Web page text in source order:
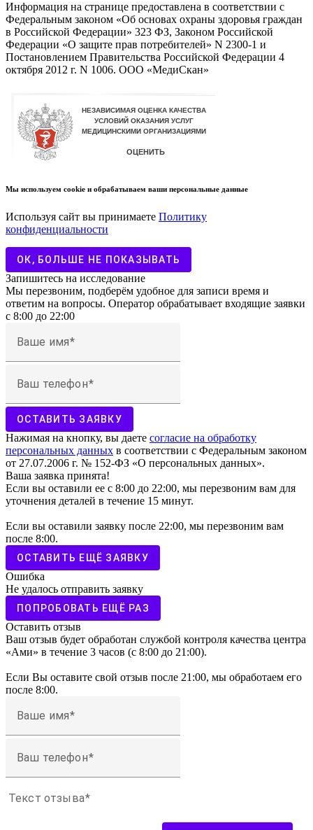
Информация на странице предоставлена в соответствии с
Федеральным законом «Об основах охраны здоровья граждан
в Российской Федерации» 323 ФЗ, Законом Российской
Федерации «О защите прав потребителей» N 2300-1 и
Постановлением Правительства Российской Федерации 4
октября 2012 г. N 1006. ООО «МедиСкан»
Мы используем cookie и обрабатываем ваши персональные данные
Используя сайт вы принимаете Политику
конфиденциальности
ОК, БОЛЬШЕ НЕ ПОКАЗЫВАТЬ
Запишитесь на исследование
Мы перезвоним, подберём удобное для записи время и
ответим на вопросы. Оператор обрабатывает входящие заявки
с 8:00 до 22:00
Ваше имя
Ваш телефон
ОСТАВИТЬ ЗАЯВКУ
Нажимая на кнопку, вы даете согласие на обработку
персональных данных в соответствии с Федеральным законом
от 27.07.2006 г. № 152-ФЗ «О персональных данных».
Ваша заявка принята!
Если вы оставили ее с 8:00 до 22:00, мы перезвоним вам для
уточнения деталей в течение 15 минут.
Если вы оставили заявку после 22:00, мы перезвоним вам
после 8:00.
ОСТАВИТЬ ЕЩЁ ЗАЯВКУ
Ошибка
Не удалось отправить заявку
ПОПРОБОВАТЬ ЕЩЁ РАЗ
Оставить отзыв
Ваш отзыв будет обработан службой контроля качества центра
«Ами» в течение 3 часов (с 8:00 до 21:00).
Если Вы оставите свой отзыв после 21:00, мы обработаем его
после 8:00.
Ваше имя
Ваш телефон
Текст отзыва